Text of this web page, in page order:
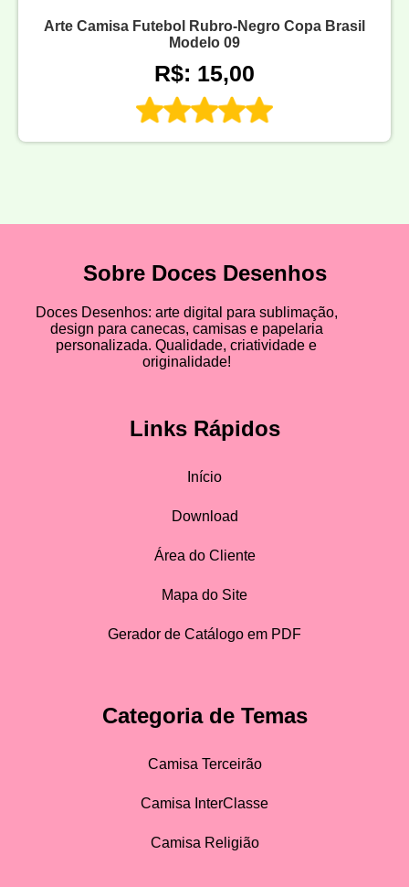
Arte Camisa Futebol Rubro-Negro Copa Brasil
Modelo 09
R$: 15,00
Sobre Doces Desenhos
Doces Desenhos: arte digital para sublimação,
design para canecas, camisas e papelaria
personalizada. Qualidade, criatividade e
originalidade!
Links Rápidos
Início
Download
Área do Cliente
Mapa do Site
Gerador de Catálogo em PDF
Categoria de Temas
Camisa Terceirão
Camisa InterClasse
Camisa Religião